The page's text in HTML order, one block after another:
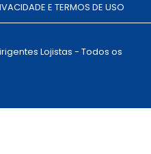
E TERMOS DE USO
Lojistas - Todos os